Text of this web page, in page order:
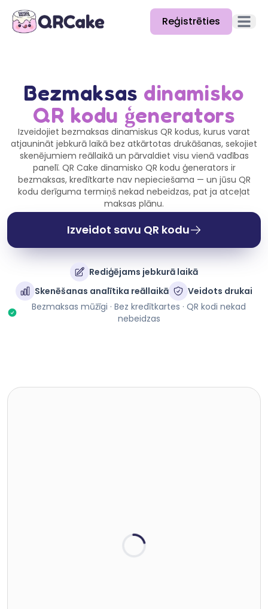
Reģistrēties Atvērt
Cenas
Emuārs
Dokumentācija
Palīdzība
API
Bezmaksas dinamisko
QR kodu ģenerators
Izveidojiet bezmaksas dinamiskus QR kodus, kurus varat
atjaunināt jebkurā laikā bez atkārtotas drukāšanas, sekojiet
skenējumiem reāllaikā un pārvaldiet visu vienā vadības
panelī. QR Cake dinamisko QR kodu ģenerators ir
bezmaksas, kredītkarte nav nepieciešama — un jūsu QR
kodu derīguma termiņš nekad nebeidzas, pat ja atceļat
maksas plānu.
Izveidot savu QR kodu
Rediģējams jebkurā laikā
Skenēšanas analītika reāllaikā
Veidots drukai
Bezmaksas mūžīgi · Bez kredītkartes · QR kodi nekad
nebeidzas